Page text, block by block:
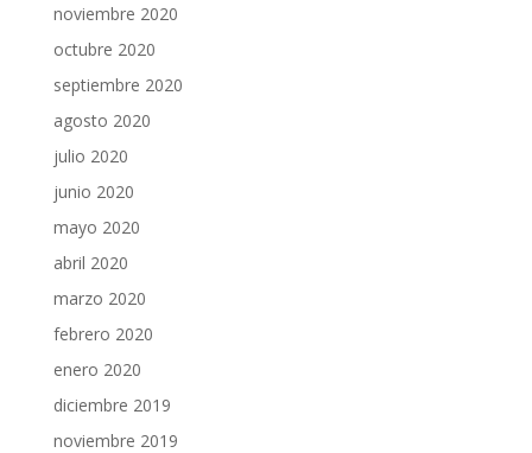
noviembre 2020
octubre 2020
septiembre 2020
agosto 2020
julio 2020
junio 2020
mayo 2020
abril 2020
marzo 2020
febrero 2020
enero 2020
diciembre 2019
noviembre 2019